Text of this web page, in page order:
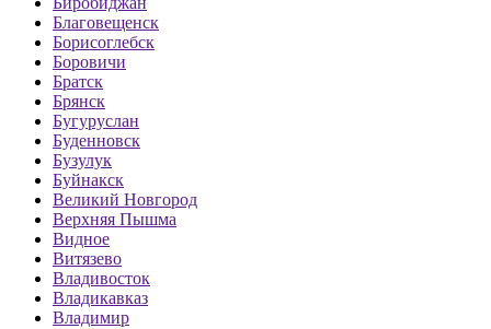
Благовещенск
Борисоглебск
Боровичи
Братск
Брянск
Бугуруслан
Буденновск
Бузулук
Буйнакск
Великий Новгород
Верхняя Пышма
Видное
Витязево
Владивосток
Владикавказ
Владимир